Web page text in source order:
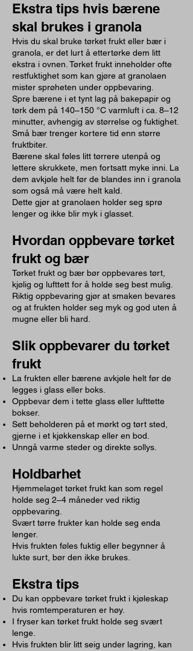
Ekstra tips hvis bærene
skal brukes i granola
Hvis du skal bruke tørket frukt eller bær i
granola, er det lurt å ettertørke dem litt
ekstra i ovnen. Tørket frukt inneholder ofte
restfuktighet som kan gjøre at granolaen
mister sprøheten under oppbevaring.
Spre bærene i et tynt lag på bakepapir og
tørk dem på 140–150 °C varmluft i ca. 8–12
minutter, avhengig av størrelse og fuktighet.
Små bær trenger kortere tid enn større
fruktbiter.
Bærene skal føles litt tørrere utenpå og
lettere skrukkete, men fortsatt myke inni. La
dem avkjøle helt før de blandes inn i granola
som også må være helt kald.
Dette gjør at granolaen holder seg sprø
lenger og ikke blir myk i glasset.
Hvordan oppbevare tørket
frukt og bær
Tørket frukt og bær bør oppbevares tørt,
kjølig og lufttett for å holde seg best mulig.
Riktig oppbevaring gjør at smaken bevares
og at frukten holder seg myk og god uten å
mugne eller bli hard.
Slik oppbevarer du tørket
frukt
La frukten eller bærene avkjøle helt før de
legges i glass eller boks.
Oppbevar dem i tette glass eller lufttette
bokser.
Sett beholderen på et mørkt og tørt sted,
gjerne i et kjøkkenskap eller en bod.
Unngå varme steder og direkte sollys.
Holdbarhet
Hjemmelaget tørket frukt kan som regel
holde seg 2–4 måneder ved riktig
oppbevaring.
Svært tørre frukter kan holde seg enda
lenger.
Hvis frukten føles fuktig eller begynner å
lukte surt, bør den ikke brukes.
Ekstra tips
Du kan oppbevare tørket frukt i kjøleskap
hvis romtemperaturen er høy.
I fryser kan tørket frukt holde seg svært
lenge.
Hvis frukten blir litt seig under lagring, kan